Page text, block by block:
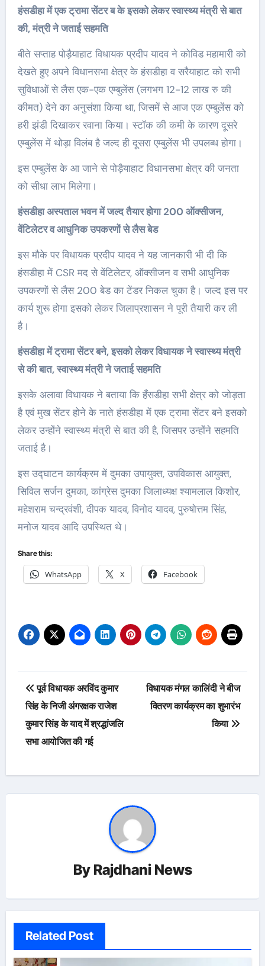
हंसडीहा में एक ट्रामा सेंटर ब के इसको लेकर स्वास्थ्य मंत्री से बात
की, मंत्री ने जताई सहमति
बीते सप्ताह पोड़ैयाहाट विधायक प्रदीप यादव ने कोविड महामारी को
देखते हुए अपने विधानसभा क्षेत्र के हंसडीहा व सरैयाहाट को सभी
सुविधाओं से लैस एक-एक एम्बुलेंस (लगभग 12-12 लाख रु की
कीमत) देने का अनुसंशा किया था, जिसमें से आज एक एम्बुलेंस को
हरी झंडी दिखाकर रवाना किया। स्टॉक की कमी के कारण दूसरे
एम्बुलेंस में थोड़ा विलंब है जल्द ही दूसरा एम्बुलेंस भी उपलब्ध होगा।
इस एम्बुलेंस के आ जाने से पोड़ैयाहाट विधानसभा क्षेत्र की जनता
को सीधा लाभ मिलेगा।
हंसडीहा अस्पताल भवन में जल्द तैयार होगा 200 ऑक्सीजन,
वेंटिलेटर व आधुनिक उपकरणों से लैस बेड
इस मौके पर विधायक प्रदीप यादव ने यह जानकारी भी दी कि
हंसडीहा में CSR मद से वेंटिलेटर, ऑक्सीजन व सभी आधुनिक
उपकरणों से लैस 200 बेड का टेंडर निकल चुका है। जल्द इस पर
कार्य शुरू होगा इसको लेकर जिलाप्रशासन ने पूरी तैयारी कर ली
है।
हंसडीहा में ट्रामा सेंटर बने, इसको लेकर विधायक ने स्वास्थ्य मंत्री
से की बात, स्वास्थ्य मंत्री ने जताई सहमति
इसके अलावा विधायक ने बताया कि हँसडीहा सभी क्षेत्र को जोड़ता
है एवं मुख सेंटर होने के नाते हंसडीहा में एक ट्रामा सेंटर बने इसको
लेकर उन्होंने स्वास्थ्य मंत्री से बात की है, जिसपर उन्होंने सहमति
जताई है।
इस उद्घाटन कार्यक्रम में दुमका उपायुक्त, उपविकास आयुक्त,
सिविल सर्जन दुमका, कांग्रेस दुमका जिलाध्यक्ष श्यामलाल किशोर,
महेशराम चन्द्रवंशी, दीपक यादव, विनोद यादव, पुरुषोत्तम सिंह,
मनोज यादव आदि उपस्थित थे।
Share this:
WhatsApp X Facebook
Post
navigation
पूर्व विधायक अरविंद कुमार
सिंह के निजी अंगरक्षक राजेश
कुमार सिंह के याद में श्रद्धांजलि
सभा आयोजित की गई
विधायक मंगल कालिंदी ने बीज
वितरण कार्यक्रम का शुभारंभ
किया
By Rajdhani News
Related Post